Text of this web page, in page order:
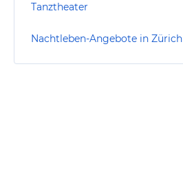
Tanztheater
Nachtleben-Angebote in Zürich